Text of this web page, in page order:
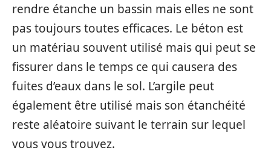
rendre étanche un bassin mais elles ne sont
pas toujours toutes efficaces. Le béton est
un matériau souvent utilisé mais qui peut se
fissurer dans le temps ce qui causera des
fuites d’eaux dans le sol. L’argile peut
également être utilisé mais son étanchéité
reste aléatoire suivant le terrain sur lequel
vous vous trouvez.